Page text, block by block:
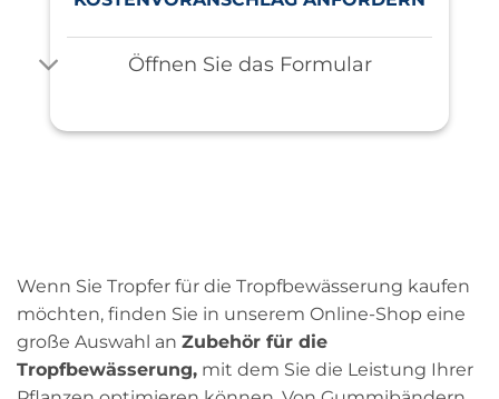
Öffnen Sie das Formular
Wenn Sie Tropfer für die Tropfbewässerung kaufen
möchten, finden Sie in unserem Online-Shop eine
große Auswahl an Zubehör für die
Tropfbewässerung, mit dem Sie die Leistung Ihrer